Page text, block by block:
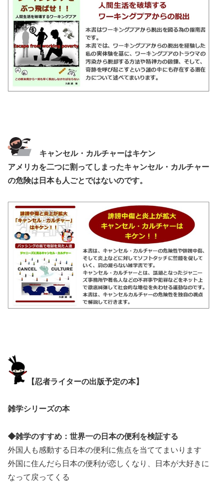
キャンセル・カルチャーはキケン
アメリカを二つに割ってしまったキャンセル・カルチャー
の危険は日本も人ごとではないのです。
【忍者ライターの出版予定の本】
雑学シリーズの本
◆雑学のすすめ：世界一の日本の便利を検証する
外国人も感動する日本の便利に焦点を当ててまいります
外国に住んだら日本の便利が恋しくなり、日本が大好きに
なって戻ってくる